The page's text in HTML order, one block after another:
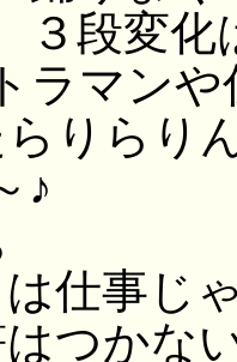
３段変化
ラマン
りらり
♪
仕事じ
つかな